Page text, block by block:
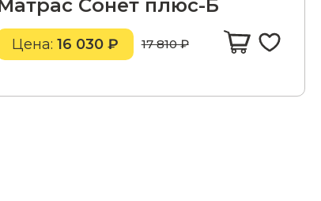
Матрас Сонет плюс-Б
Цена: 16 030 ₽ 17 810 ₽